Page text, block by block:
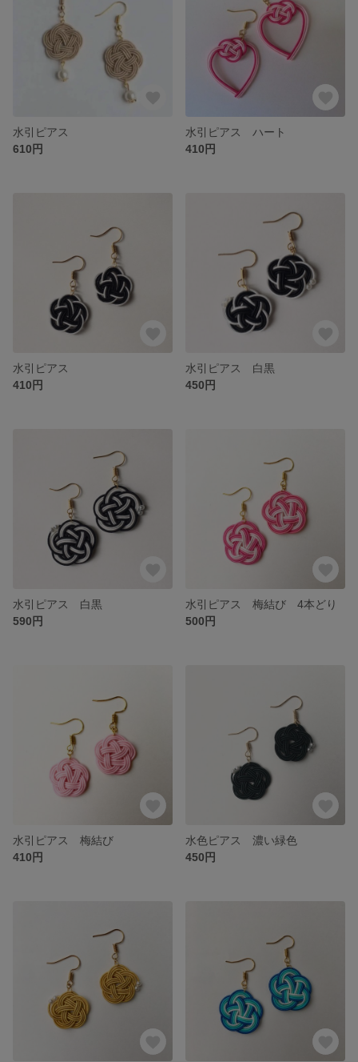
水引ピアス
610円
水引ピアス ハート
410円
水引ピアス
410円
水引ピアス 白黒
450円
水引ピアス 白黒
590円
水引ピアス 梅結び 4本どり
500円
水引ピアス 梅結び
410円
水色ピアス 濃い緑色
450円